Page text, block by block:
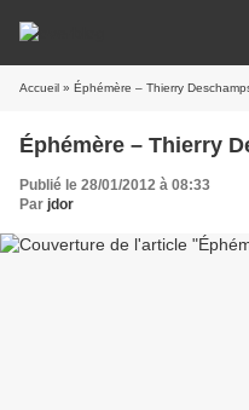
Accueil » Éphémère – Thierry
Éphémère – Thierry
Publié le 28/01/2012 à 08:33
Par jdor